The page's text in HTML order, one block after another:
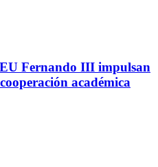
Fernando III impulsan
académica